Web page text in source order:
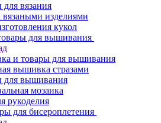
вязания
вязаными изделиями
кукол
для вышивания
и товары для вышивания
вышивка стразами
для вышивания
мозаика
рукоделия
для бисероплетения